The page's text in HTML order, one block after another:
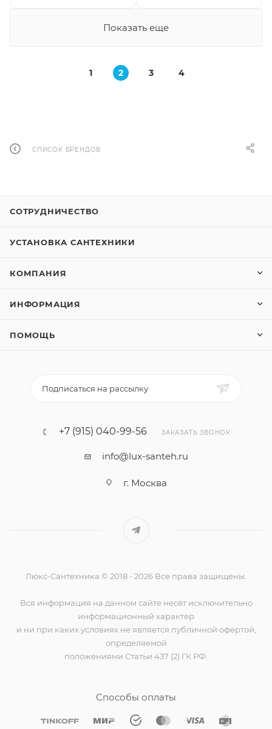
Показать еще
1 2 3 4
СПИСОК БРЕНДОВ
СОТРУДНИЧЕСТВО
УСТАНОВКА САНТЕХНИКИ
КОМПАНИЯ
ИНФОРМАЦИЯ
ПОМОЩЬ
Подписаться на рассылку
+7 (915) 040-99-56 ЗАКАЗАТЬ ЗВОНОК
info@lux-santeh.ru
г. Москва
Люкс-Сантехника © 2018 - 2026 Все права защищены.
Вся информация на данном сайте несёт исключительно
информационный характер
и ни при каких условиях не является публичной офертой,
определяемой
положениями Статьи 437 (2) ГК РФ.
Способы оплаты